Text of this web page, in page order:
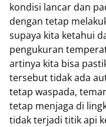
kondisi lancar dan
dengan tetap
supaya kita ketahui
pengukuran
artinya kita bisa
tersebut tidak ada
tetap waspada,
tetap menjaga di
tidak terjadi titik api